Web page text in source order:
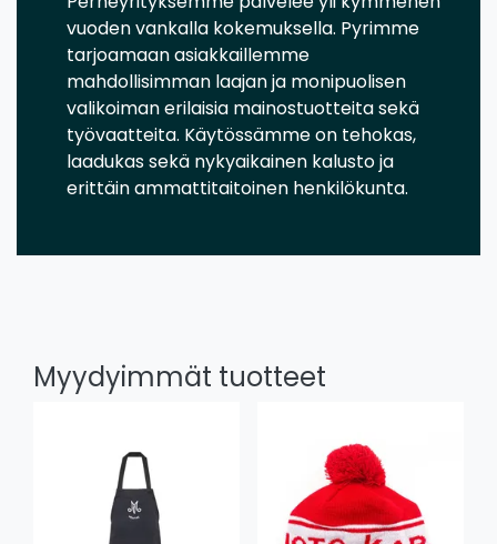
vuoden vankalla kokemuksella. Pyrimme
tarjoamaan asiakkaillemme
mahdollisimman laajan ja monipuolisen
valikoiman erilaisia mainostuotteita sekä
työvaatteita. Käytössämme on tehokas,
laadukas sekä nykyaikainen kalusto ja
erittäin ammattitaitoinen henkilökunta.
Myydyimmät tuotteet